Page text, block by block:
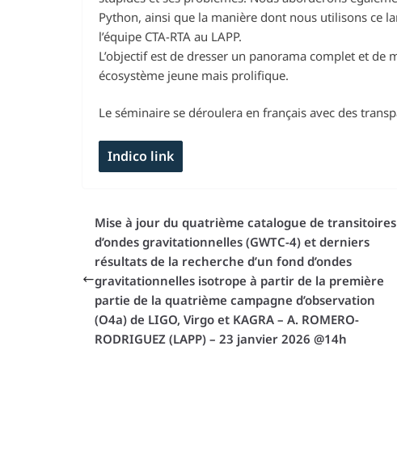
Python, ainsi que la manière dont nous utilisons ce
l’équipe CTA-RTA au LAPP.
L’objectif est de dresser un panorama complet et
écosystème jeune mais prolifique.
Le séminaire se déroulera en français avec des
Indico link
Mise à jour du quatrième catalogue de transitoires
d’ondes gravitationnelles (GWTC-4) et derniers
résultats de la recherche d’un fond d’ondes
gravitationnelles isotrope à partir de la première
partie de la quatrième campagne d’observation
(O4a) de LIGO, Virgo et KAGRA – A. ROMERO-
RODRIGUEZ (LAPP) – 23 janvier 2026 @14h